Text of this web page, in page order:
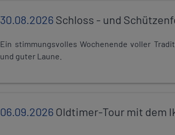
30.08.2026Schloss - und
Ein stimmungsvolles Wochenende voller
und guter Laune.
06.09.2026Oldtimer-Tour mit dem